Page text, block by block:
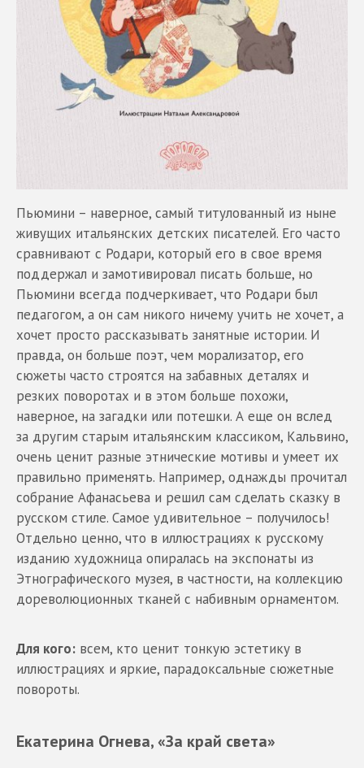
Пьюмини – наверное, самый титулованный из ныне
живущих итальянских детских писателей. Его часто
сравнивают с Родари, который его в свое время
поддержал и замотивировал писать больше, но
Пьюмини всегда подчеркивает, что Родари был
педагогом, а он сам никого ничему учить не хочет, а
хочет просто рассказывать занятные истории. И
правда, он больше поэт, чем морализатор, его
сюжеты часто строятся на забавных деталях и
резких поворотах и в этом больше похожи,
наверное, на загадки или потешки. А еще он вслед
за другим старым итальянским классиком, Кальвино,
очень ценит разные этнические мотивы и умеет их
правильно применять. Например, однажды прочитал
собрание Афанасьева и решил сам сделать сказку в
русском стиле. Самое удивительное – получилось!
Отдельно ценно, что в иллюстрациях к русскому
изданию художница опиралась на экспонаты из
Этнографического музея, в частности, на коллекцию
дореволюционных тканей с набивным орнаментом.
Для кого: всем, кто ценит тонкую эстетику в
иллюстрациях и яркие, парадоксальные сюжетные
повороты.
Екатерина Огнева, «За край света»